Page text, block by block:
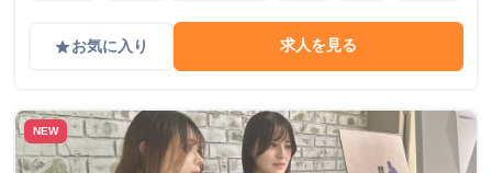
gradeお気に入り 求人を見る
NEW